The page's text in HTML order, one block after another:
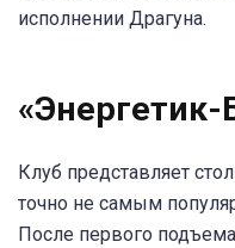
исполнении Драгуна.
«Энергетик-
Клуб представляет
точно не самым
После первого